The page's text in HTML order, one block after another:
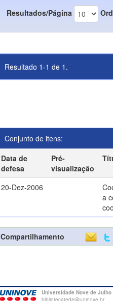
Resultados/Página
Resultado 1-1 de 1.
Conjunto de itens:
Data de
defesa
Pré-
visualização
20-Dez-2006
a
Compartilhamento
Universidade Nove de Julho
bibliotecatede@uninove.br